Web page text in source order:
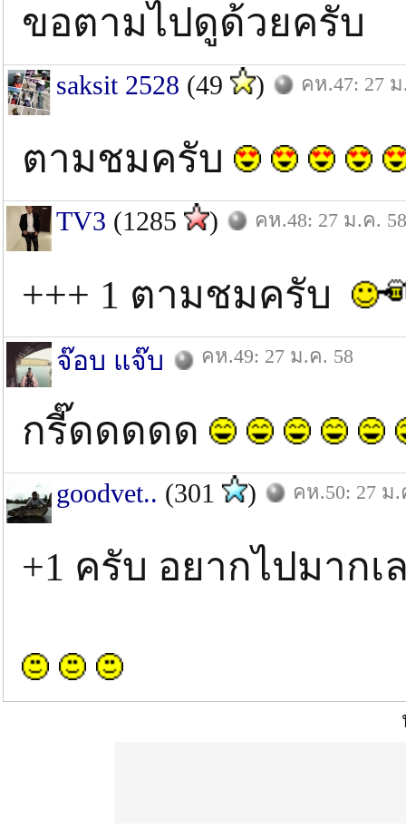
ขอตามไปดูด้วยครับ
saksit 2528 (49 ) คห.47: 27
ตามชมครับ
TV3 (1285 ) คห.48: 27 ม.ค. 58
+++ 1 ตามชมครับ
จ๊อบ แจ๊บ คห.49: 27 ม.ค. 58
กรี๊ดดดดด
goodvet.. (301 ) คห.50: 27 ม.
+1 ครับ อยากไปมากเ